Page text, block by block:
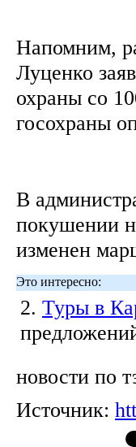
Напомним,
Луценко
охраны со
госохраны
В
покушении
изменен
Это интересно:
2. Туры в
новости по
Источник: